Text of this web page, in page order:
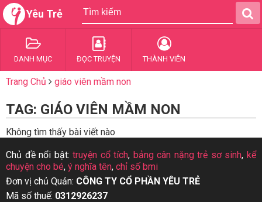
Yêu Trẻ
DANH MỤC ĐỌC TRUYỆN THÀNH VIÊN
Trang Chủ giáo viên mầm non
TAG: GIÁO VIÊN MẦM NON
Không tìm thấy bài viết nào
Chủ đề nổi bật:truyện cổ tích, bảng cân nặng trẻ sơ sinh,kể
chuyện cho bé, ý nghĩa tên, chỉ số bmi
Đơn vị chủ Quản: CÔNG TY CỔ PHẦN YÊU TRẺ
Mã số thuế: 0312926237